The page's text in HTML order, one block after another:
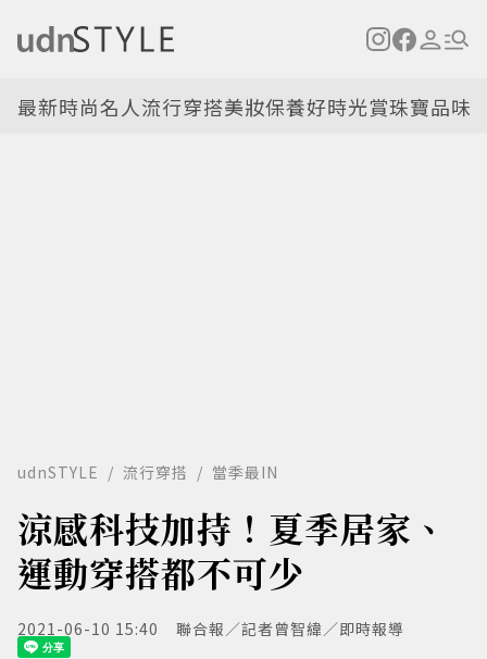
最新時尚名人流行穿搭美妝保養好時光賞珠寶品味
udnSTYLE 流行穿搭 當季最IN
涼感科技加持！夏季居家、
運動穿搭都不可少
2021-06-10 15:40 聯合報／記者曾智緯／即時報導